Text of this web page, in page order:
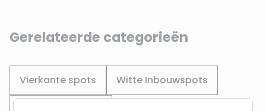
Gerelateerde categorieën
Vierkante spots Witte Inbouwspots